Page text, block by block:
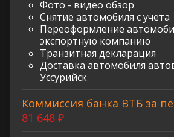
Фото - видео обзор
Снятие автомобиля с учета
Переоформление
экспортную компанию
Транзитная декларация
Доставка автомобиля
Уссурийск
Коммиссия банка ВТБ за
81 648 ₽